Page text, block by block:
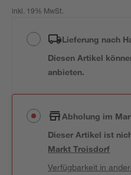
inkl. 19% MwSt.
Lieferung nach
Diesen Artikel
anbieten.
Abholung im
Dieser Artikel ist
MarktTroisdorf
Verfügbarkeit in